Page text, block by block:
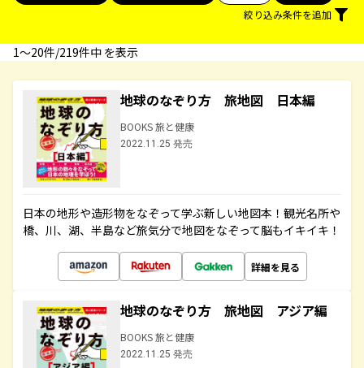
絞り込み条件を追加
1〜20件/219件中 を表示
地球のなぞり方 旅地図 日本編
BOOKS 旅と健康
2022.11.25 発売
日本の地形や造形物をなぞって学ぶ新しい地図本！観光名所や
橋、川、湖、半島など旅気分で地図をなぞって脳もイキイキ！
詳細を見る
地球のなぞり方 旅地図 アジア編
BOOKS 旅と健康
2022.11.25 発売